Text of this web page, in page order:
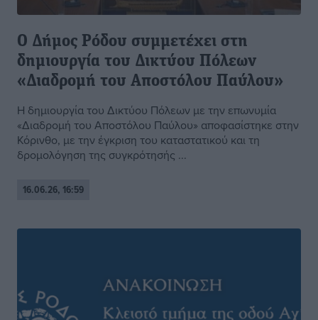
Ο Δήμος Ρόδου συμμετέχει στη
δημιουργία του Δικτύου Πόλεων
«Διαδρομή του Αποστόλου Παύλου»
Η δημιουργία του Δικτύου Πόλεων με την επωνυμία
«Διαδρομή του Αποστόλου Παύλου» αποφασίστηκε στην
Κόρινθο, με την έγκριση του καταστατικού και τη
δρομολόγηση της συγκρότησής ...
16.06.26, 16:59